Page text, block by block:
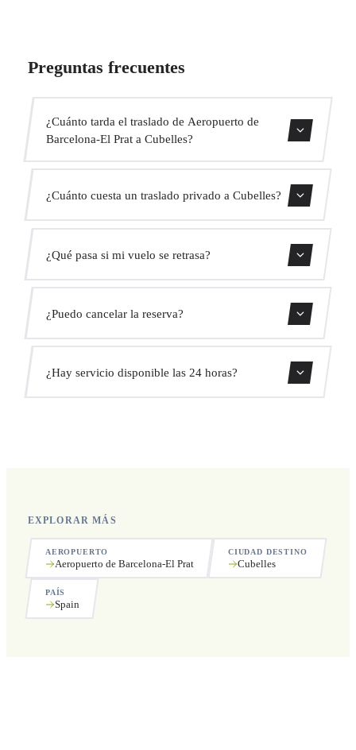
Preguntas frecuentes
¿Cuánto tarda el traslado de Aeropuerto de
Barcelona-El Prat a Cubelles?
¿Cuánto cuesta un traslado privado a Cubelles?
Usa nuestro formulario de reserva para obtener un precio
fijo al instante. Sin cargos ocultos.
¿Qué pasa si mi vuelo se retrasa?
conductor ajustará automáticamente la hora de recogida
sin coste adicional.
¿Puedo cancelar la reserva?
recogida.
¿Hay servicio disponible las 24 horas?
EXPLORAR MÁS
AEROPUERTO
Aeropuerto de Barcelona-El Prat
CIUDAD DESTINO
Cubelles
PAÍS
Spain